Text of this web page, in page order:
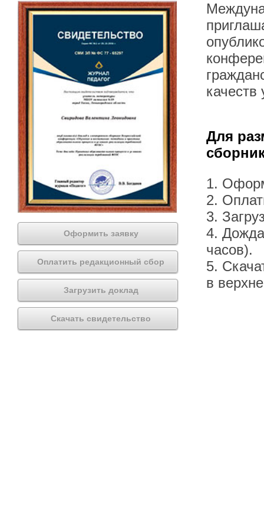
Оформить заявку
Оплатить редакционный сбор
Загрузить доклад
Скачать свидетельство
качеств
Для
1.
2.
3.
4.
часов).
5.
в